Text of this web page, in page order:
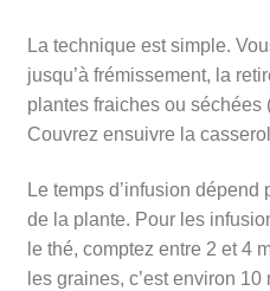
La technique est simple.
jusqu’à frémissement, la
plantes fraiches ou séchées
Couvrez ensuivre la
Le temps d’infusion
de la plante. Pour les
le thé, comptez entre 2 et 4
les graines, c’est environ 10